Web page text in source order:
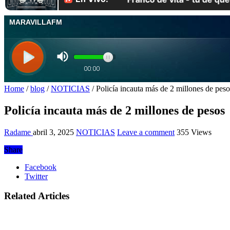
Home / blog / NOTICIAS / Policía incauta más de 2 millones de
Policía incauta más de 2 millones de pesos
Radame abril 3, 2025 NOTICIAS Leave a comment 355 Views
Share
Facebook
Twitter
Related Articles